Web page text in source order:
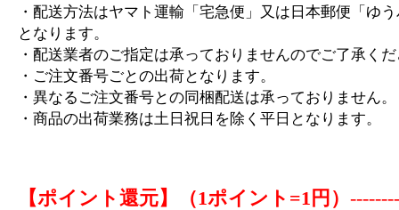
・配送方法はヤマト運輸「宅急便」又は日本郵便「ゆ
となります。
・配送業者のご指定は承っておりませんのでご了承く
・ご注文番号ごとの出荷となります。
・異なるご注文番号との同梱配送は承っておりません。
・商品の出荷業務は土日祝日を除く平日となります。
【ポイント還元】（1ポイント=1円）